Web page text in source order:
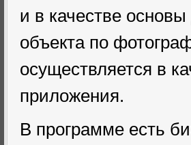
и в качестве
объекта по
осуществляется в
приложения.
В программе есть